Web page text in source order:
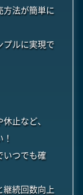
方法が簡単に
プルに実現で
止など、
いつでも確
継続回数向上